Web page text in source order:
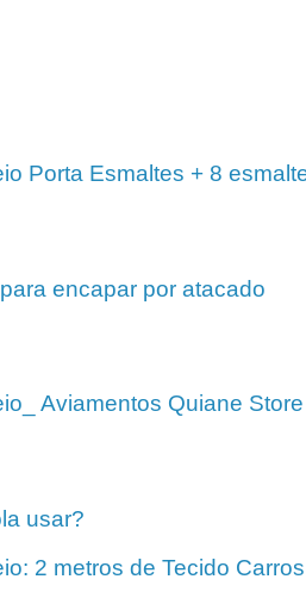
Porta Esmaltes + 8
encapar por atacado
Aviamentos Quiane Store
usar?
2 metros de Tecido Carros